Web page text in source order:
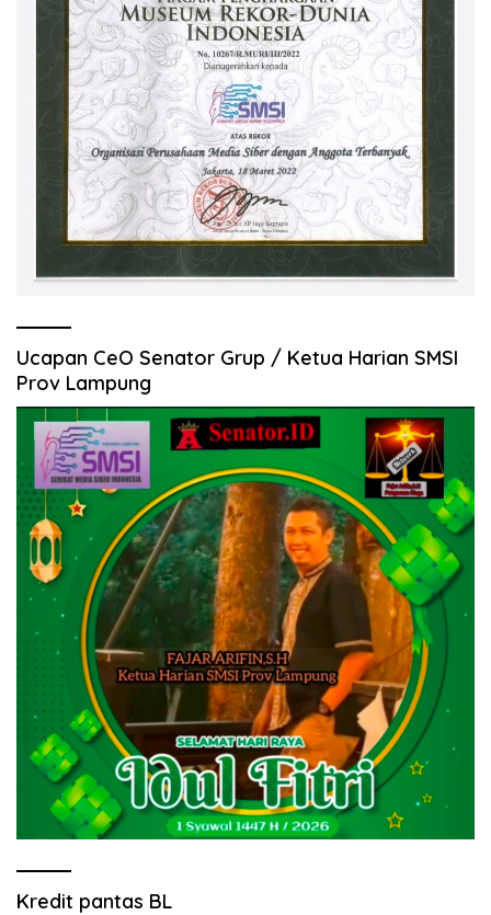
Ucapan CeO Senator Grup / Ketua Harian SMSI
Prov Lampung
Kredit pantas BL